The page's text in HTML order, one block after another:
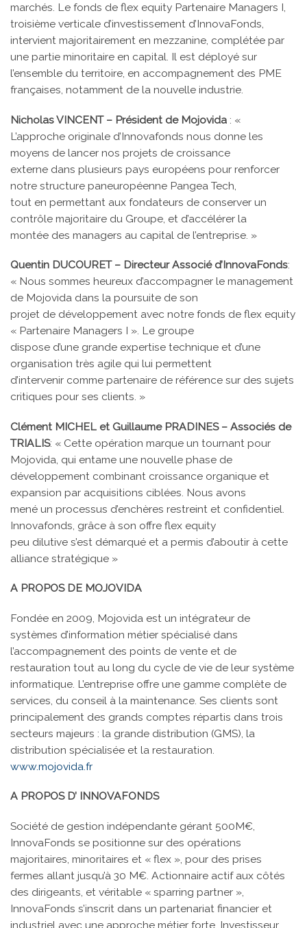
marchés. Le fonds de flex equity Partenaire Managers I,
troisième verticale d’investissement d’InnovaFonds,
intervient majoritairement en mezzanine, complétée par
une partie minoritaire en capital. Il est déployé sur
l’ensemble du territoire, en accompagnement des PME
françaises, notamment de la nouvelle industrie.
Nicholas VINCENT – Président de Mojovida : «
L’approche originale d’Innovafonds nous donne les
moyens de lancer nos projets de croissance
externe dans plusieurs pays européens pour renforcer
notre structure paneuropéenne Pangea Tech,
tout en permettant aux fondateurs de conserver un
contrôle majoritaire du Groupe, et d’accélérer la
montée des managers au capital de l’entreprise. »
Quentin DUCOURET – Directeur Associé d’InnovaFonds:
« Nous sommes heureux d’accompagner le management
de Mojovida dans la poursuite de son
projet de développement avec notre fonds de flex equity
« Partenaire Managers I ». Le groupe
dispose d’une grande expertise technique et d’une
organisation très agile qui lui permettent
d’intervenir comme partenaire de référence sur des sujets
critiques pour ses clients. »
Clément MICHEL et Guillaume PRADINES – Associés de
TRIALIS: « Cette opération marque un tournant pour
Mojovida, qui entame une nouvelle phase de
développement combinant croissance organique et
expansion par acquisitions ciblées. Nous avons
mené un processus d’enchères restreint et confidentiel.
Innovafonds, grâce à son offre flex equity
peu dilutive s’est démarqué et a permis d’aboutir à cette
alliance stratégique »
A PROPOS DE MOJOVIDA
Fondée en 2009, Mojovida est un intégrateur de
systèmes d’information métier spécialisé dans
l’accompagnement des points de vente et de
restauration tout au long du cycle de vie de leur système
informatique. L’entreprise offre une gamme complète de
services, du conseil à la maintenance. Ses clients sont
principalement des grands comptes répartis dans trois
secteurs majeurs : la grande distribution (GMS), la
distribution spécialisée et la restauration.
www.mojovida.fr
A PROPOS D’ INNOVAFONDS
Société de gestion indépendante gérant 500M€,
InnovaFonds se positionne sur des opérations
majoritaires, minoritaires et « flex », pour des prises
fermes allant jusqu’à 30 M€. Actionnaire actif aux côtés
des dirigeants, et véritable « sparring partner »,
InnovaFonds s’inscrit dans un partenariat financier et
industriel avec une approche métier forte. Investisseur